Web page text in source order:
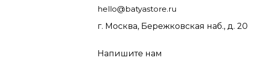
hello@batyastore.ru
г. Москва, Бережковская наб., д. 20
Напишите нам